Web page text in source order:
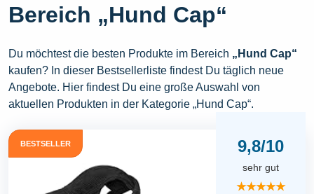
Bereich „Hund Cap“
Du möchtest die besten Produkte im Bereich „Hund Cap“
kaufen? In dieser Bestsellerliste findest Du täglich neue
Angebote. Hier findest Du eine große Auswahl von
aktuellen Produkten in der Kategorie „Hund Cap“.
BESTSELLER 9,8/10
sehr gut
★★★★★